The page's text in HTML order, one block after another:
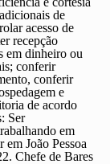
de
acesso de
recepção
em dinheiro ou
conferir
conferir
e
de acordo
Ser
em
João Pessoa
Chefe de Bares